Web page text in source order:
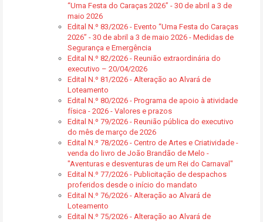
“Uma Festa do Caraças 2026” - 30 de abril a 3 de
maio 2026
Edital N.º 83/2026 - Evento “Uma Festa do Caraças
2026” - 30 de abril a 3 de maio 2026 - Medidas de
Segurança e Emergência
Edital N.º 82/2026 - Reunião extraordinária do
executivo – 20/04/2026
Edital N.º 81/2026 - Alteração ao Alvará de
Loteamento
Edital N.º 80/2026 - Programa de apoio à atividade
física - 2026 - Valores e prazos
Edital N.º 79/2026 - Reunião pública do executivo
do mês de março de 2026
Edital N.º 78/2026 - Centro de Artes e Criatividade -
venda do livro de João Brandão de Melo -
"Aventuras e desventuras de um Rei do Carnaval"
Edital N.º 77/2026 - Publicitação de despachos
proferidos desde o início do mandato
Edital N.º 76/2026 - Alteração ao Alvará de
Loteamento
Edital N.º 75/2026 - Alteração ao Alvará de